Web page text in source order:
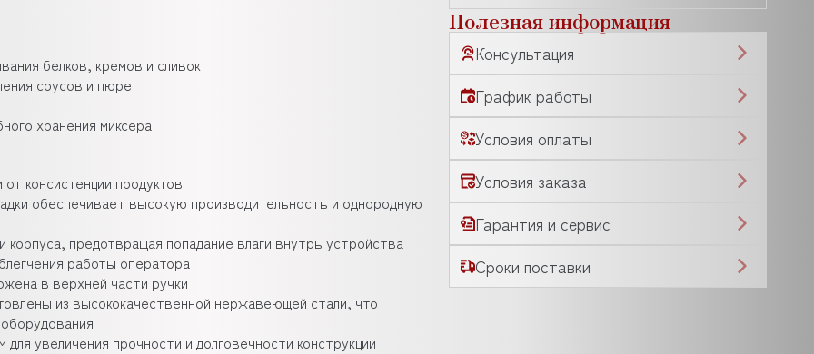
белков, кремов и сливок
соусов и пюре
хранения миксера
консистенции продуктов
обеспечивает высокую производительность и однородную
предотвращая попадание влаги внутрь устройства
работы оператора
в верхней части ручки
из высококачественной нержавеющей стали, что
увеличения прочности и долговечности конструкции
Полезная информация
Консультация
График работы
Условия оплаты
Условия заказа
Гарантия и сервис
Сроки поставки